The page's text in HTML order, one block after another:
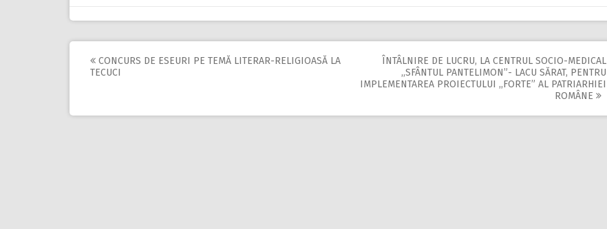
Post
CONCURS DE ESEURI PE TEMĂ LITERAR-RELIGIOASĂ LA
TECUCI
ÎNTÂLNIRE DE LUCRU, LA CENTRUL SOCIO-MEDICAL
,,SFÂNTUL PANTELIMON”- LACU SĂRAT, PENTRU
IMPLEMENTAREA PROIECTULUI ,,FORTE” AL PATRIARHIEI
ROMÂNE